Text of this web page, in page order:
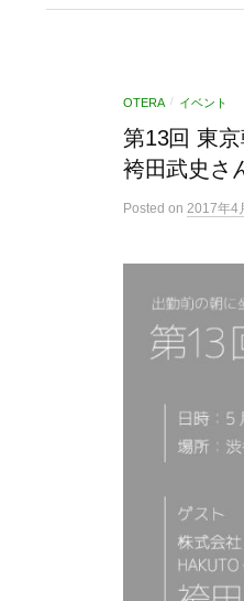
OTERA / イベント
第13回 東
袴田武史さ
Posted on 2017年4